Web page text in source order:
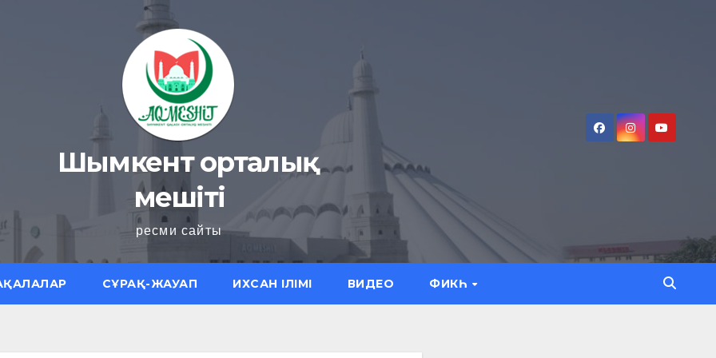
Шымкент орталық
мешіті
ресми сайты
СҰРАҚ-ЖАУАП ИХСАН ІЛІМІ ВИДЕО ФИКҺ